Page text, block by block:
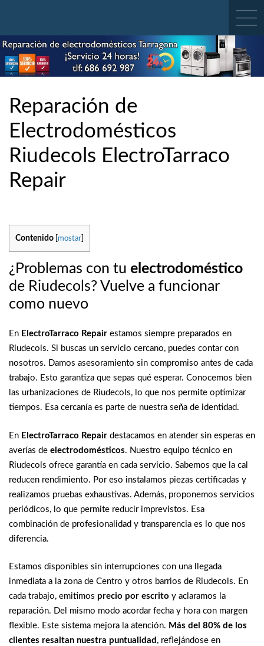
content
Reparación de
Electrodomésticos
Riudecols ElectroTarraco
Repair
Contenido mostar
¿Problemas con tu electrodoméstico
de Riudecols? Vuelve a funcionar
como nuevo
En ElectroTarraco Repair estamos siempre preparados en
Riudecols. Si buscas un servicio cercano, puedes contar con
nosotros. Damos asesoramiento sin compromiso antes de cada
trabajo. Esto garantiza que sepas qué esperar. Conocemos bien
las urbanizaciones de Riudecols, lo que nos permite optimizar
tiempos. Esa cercanía es parte de nuestra seña de identidad.
En ElectroTarraco Repair destacamos en atender sin esperas en
averías de electrodomésticos. Nuestro equipo técnico en
Riudecols ofrece garantía en cada servicio. Sabemos que la cal
reducen rendimiento. Por eso instalamos piezas certificadas y
realizamos pruebas exhaustivas. Además, proponemos servicios
periódicos, lo que permite reducir imprevistos. Esa
combinación de profesionalidad y transparencia es lo que nos
diferencia.
Estamos disponibles sin interrupciones con una llegada
inmediata a la zona de Centro y otros barrios de Riudecols. En
cada trabajo, emitimos precio por escrito y aclaramos la
reparación. Del mismo modo acordar fecha y hora con margen
flexible. Este sistema mejora la atención. Más del 80% de los
clientes resaltan nuestra puntualidad , reflejándose en